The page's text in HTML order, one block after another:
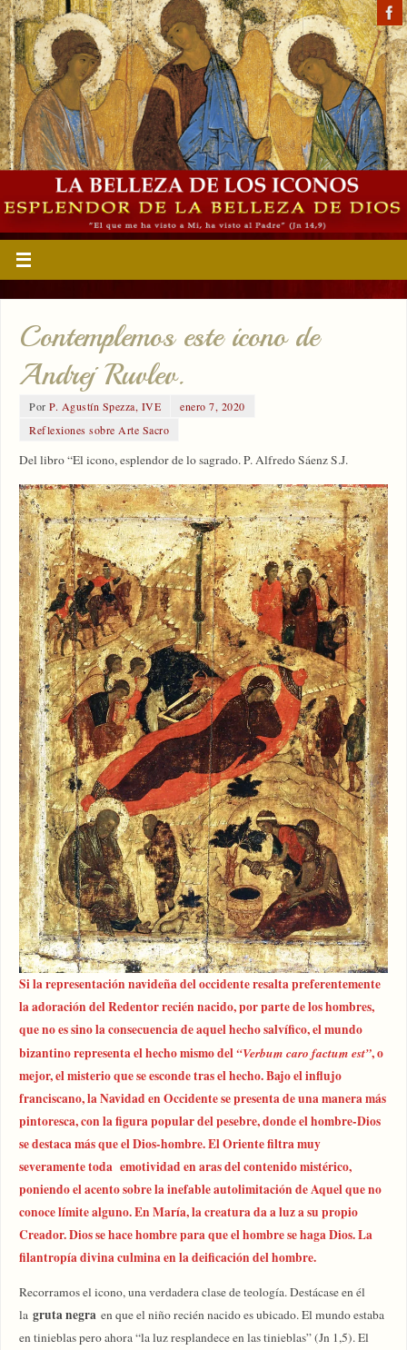
Contemplemos este icono de
Andrej Ruvlev.
PorP. Agustín Spezza, IVE
enero 7, 2020
Reflexiones sobre Arte Sacro
Del libro “El icono, esplendor de lo sagrado. P. Alfredo Sáenz S.J.
Si la representación navideña del occidente resalta preferentemente
la adoración del Redentor recién nacido, por parte de los hombres,
que no es sino la consecuencia de aquel hecho salvífico, el mundo
bizantino representa el hecho mismo del“Verbum caro factum est”, o
mejor, el misterio que se esconde tras el hecho. Bajo el influjo
franciscano, la Navidad en Occidente se presenta de una manera más
pintoresca, con la figura popular del pesebre, donde el hombre-Dios
se destaca más que el Dios-hombre. El Oriente filtra muy
severamente toda emotividad en aras del contenido mistérico,
poniendo el acento sobre la inefable autolimitación de Aquel que no
conoce límite alguno. En María, la creatura da a luz a su propio
Creador. Dios se hace hombre para que el hombre se haga Dios. La
filantropía divina culmina en la deificación del hombre.
Recorramos el icono, una verdadera clase de teología. Destácase en él
lagruta negra en que el niño recién nacido es ubicado. El mundo estaba
en tinieblas pero ahora “la luz resplandece en las tinieblas” (Jn 1,5). El